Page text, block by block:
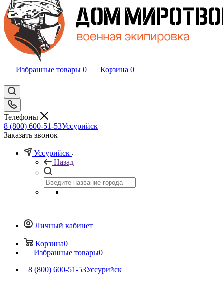
Избранные товары 0 Корзина 0
Телефоны
8 (800) 600-51-53Уссурийск
Заказать звонок
Уссурийск
Назад
Личный кабинет
Корзина0
Избранные товары0
8 (800) 600-51-53Уссурийск